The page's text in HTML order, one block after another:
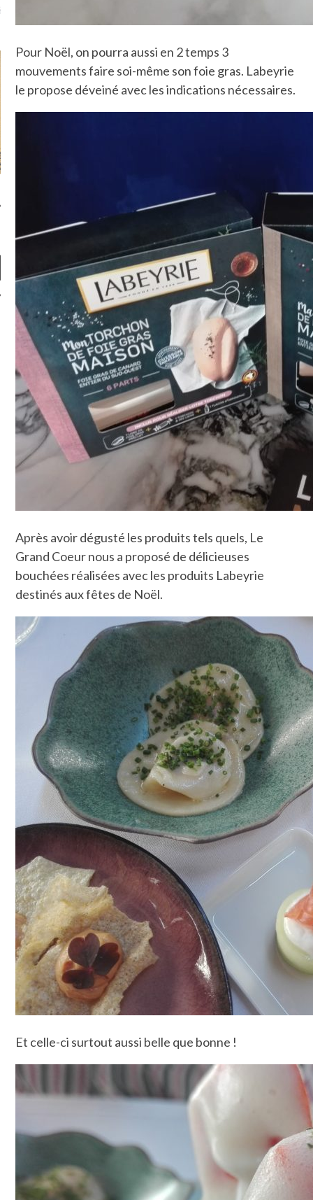
je ne parle presque que
Pour Noël, on pourra aussi en 2 temps 3
mouvements faire soi-même son foie gras. Labeyrie
le propose déveiné avec les indications nécessaires.
Après avoir dégusté les produits tels quels, Le
Grand Coeur nous a proposé de délicieuses
bouchées réalisées avec les produits Labeyrie
destinés aux fêtes de Noël.
Et celle-ci surtout aussi belle que bonne !